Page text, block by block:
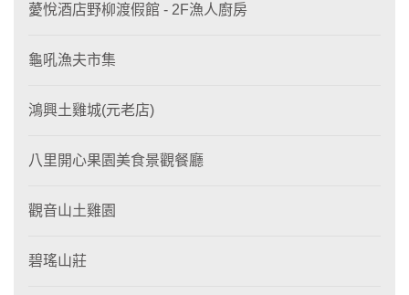
薆悅酒店野柳渡假館 - 2F漁人廚房
龜吼漁夫市集
鴻興土雞城(元老店)
八里開心果園美食景觀餐廳
觀音山土雞園
碧瑤山莊